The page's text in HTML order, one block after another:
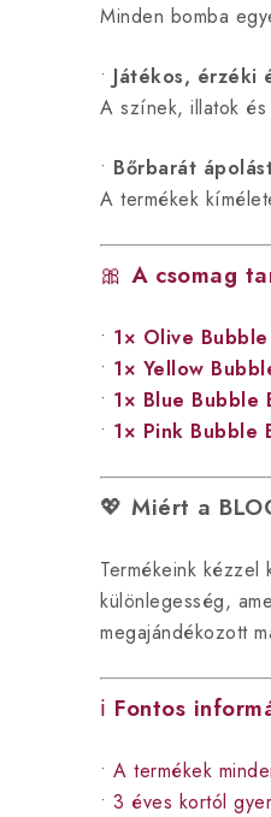
Minden bomba
• Játékos, érzéki
A színek, illatok és
• Bőrbarát
A termékek
🎀 A csomag
• 1× Olive
• 1× Yellow
• 1× Blue Bubble
• 1× Pink Bubble
💖 Miért a
Termékeink
különlegesség,
megajándékozott
ℹ️ Fontos
• A termékek
• 3 éves kortól